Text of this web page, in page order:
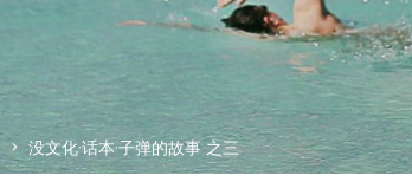
没文化·话本·子弹的故事 之三